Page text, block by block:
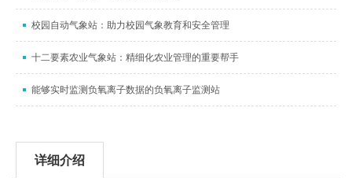
校园自动气象站：助力校园气象教育和安全管理
十二要素农业气象站：精细化农业管理的重要帮手
能够实时监测负氧离子数据的负氧离子监测站
详细介绍